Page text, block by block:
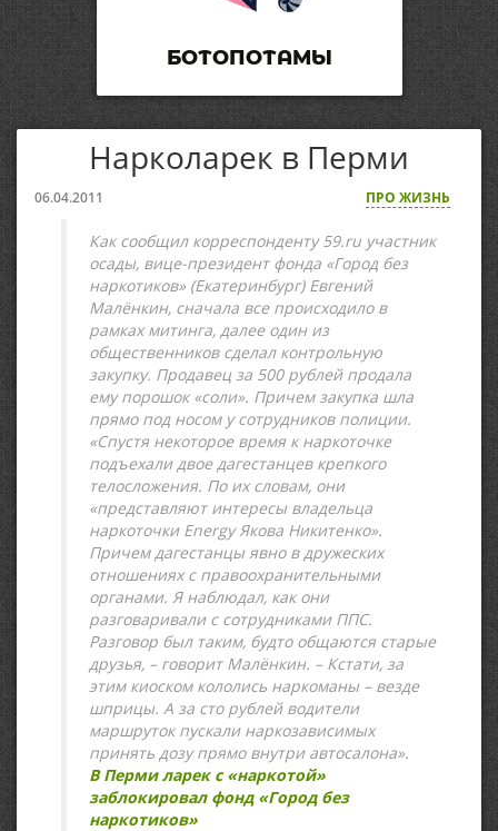
БОТОПОТАМЫ
Нарколарек в Перми
06.04.2011 ПРО ЖИЗНЬ
Как сообщил корреспонденту 59.ru участник
осады, вице-президент фонда «Город без
наркотиков» (Екатеринбург) Евгений
Малёнкин, сначала все происходило в
рамках митинга, далее один из
общественников сделал контрольную
закупку. Продавец за 500 рублей продала
ему порошок «соли». Причем закупка шла
прямо под носом у сотрудников полиции.
«Спустя некоторое время к наркоточке
подъехали двое дагестанцев крепкого
телосложения. По их словам, они
«представляют интересы владельца
наркоточки Energy Якова Никитенко».
Причем дагестанцы явно в дружеских
отношениях с правоохранительными
органами. Я наблюдал, как они
разговаривали с сотрудниками ППС.
Разговор был таким, будто общаются старые
друзья, – говорит Малёнкин. – Кстати, за
этим киоском кололись наркоманы – везде
шприцы. А за сто рублей водители
маршруток пускали наркозависимых
принять дозу прямо внутри автосалона».
В Перми ларек с «наркотой»
заблокировал фонд «Город без
наркотиков»